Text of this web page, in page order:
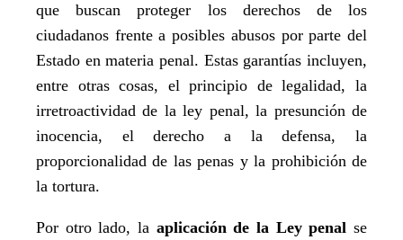
que buscan proteger los derechos de los
ciudadanos frente a posibles abusos por parte del
Estado en materia penal. Estas garantías incluyen,
entre otras cosas, el principio de legalidad, la
irretroactividad de la ley penal, la presunción de
inocencia, el derecho a la defensa, la
proporcionalidad de las penas y la prohibición de
la tortura.
Por otro lado, la aplicación de la Ley penal se